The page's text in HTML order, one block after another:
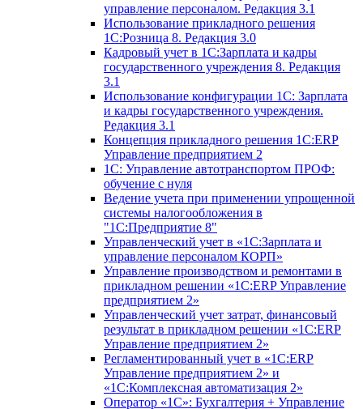
управление персоналом. Редакция 3.1
Использование прикладного решения
1С:Розница 8. Редакция 3.0
Кадровый учет в 1С:Зарплата и кадры
государственного учреждения 8. Редакция
3.1
Использование конфигурации ‎1С: Зарплата
и кадры государственного учреждения.
Редакция 3.1
Концепция прикладного решения 1С:ERP
Управление предприятием 2
1С: Управление автотранспортом ПРОФ:
обучение с нуля
Ведение учета при применении упрощенной
системы налогообложения в
"1С:Предприятие 8"
Управленческий учет в «1C:Зарплата и
управление персоналом КОРП»
Управление производством и ремонтами в
прикладном решении «1С:ERP Управление
предприятием 2»
Управленческий учет затрат, финансовый
результат в прикладном решении «1С:ERP
Управление предприятием 2»
Регламентированный учет в «1С:ERP
Управление предприятием 2» и
«1С:Комплексная автоматизация 2»
Оператор «1С»: Бухгалтерия + Управление